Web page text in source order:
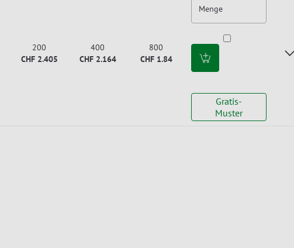
200
CHF 2.405
400
CHF 2.164
800
CHF 1.84
Menge
Gratis-
Muster